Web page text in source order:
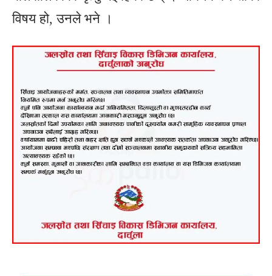
विषय हो, उनले भने ।